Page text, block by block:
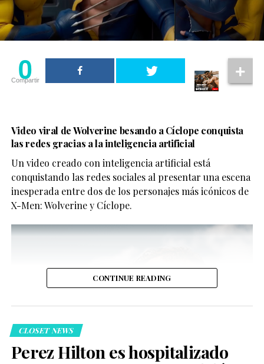
0
Compartir
Video viral de Wolverine besando a Cíclope conquista
las redes gracias a la inteligencia artificial
Un video creado con inteligencia artificial está
conquistando las redes sociales al presentar una escena
inesperada entre dos de los personajes más icónicos de
X-Men: Wolverine y Cíclope.
CONTINUE READING
CLOSET NEWS
Perez Hilton es hospitalizado